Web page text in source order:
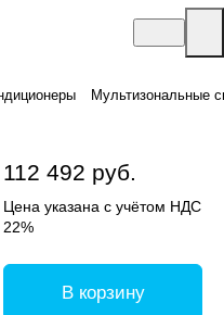
Мультизональные
112 492 руб.
Цена указана с учётом НДС
22%
В корзину